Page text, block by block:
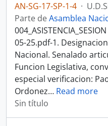
AN-SG-17-SP-1-4 ·
Parte deAsamblea
05-25.pdf-1.
Nacional. Senalado
Funcion Legislativa,
especial verificacion:
Ordonez… Read more
Sin título